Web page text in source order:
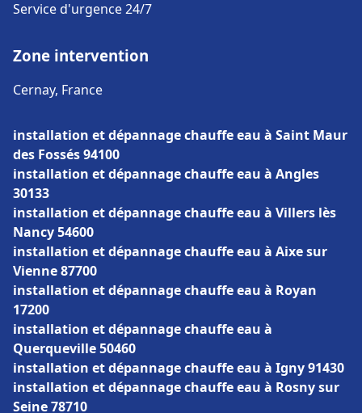
Service d'urgence 24/7
Zone intervention
Cernay, France
installation et dépannage chauffe eau à Saint Maur
des Fossés 94100
installation et dépannage chauffe eau à Angles
30133
installation et dépannage chauffe eau à Villers lès
Nancy 54600
installation et dépannage chauffe eau à Aixe sur
Vienne 87700
installation et dépannage chauffe eau à Royan
17200
installation et dépannage chauffe eau à
Querqueville 50460
installation et dépannage chauffe eau à Igny 91430
installation et dépannage chauffe eau à Rosny sur
Seine 78710